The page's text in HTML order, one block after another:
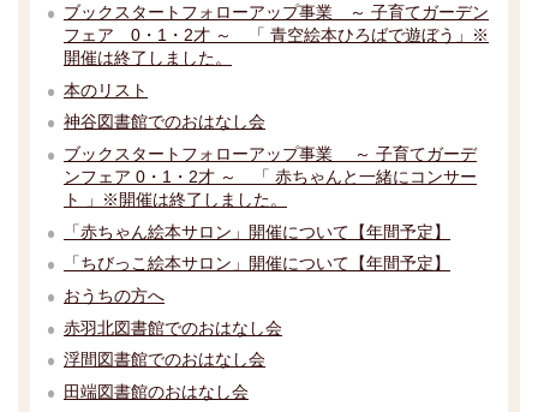
ブックスタートフォローアップ事業 ～ 子育てガーデン
フェア 0・1・2才 ～ 「 青空絵本ひろばで遊ぼう」※
開催は終了しました。
本のリスト
神谷図書館でのおはなし会
ブックスタートフォローアップ事業 ～ 子育てガーデ
ンフェア 0・1・2才 ～ 「 赤ちゃんと一緒にコンサー
ト 」※開催は終了しました。
「赤ちゃん絵本サロン」開催について【年間予定】
「ちびっこ絵本サロン」開催について【年間予定】
おうちの方へ
赤羽北図書館でのおはなし会
浮間図書館でのおはなし会
田端図書館のおはなし会